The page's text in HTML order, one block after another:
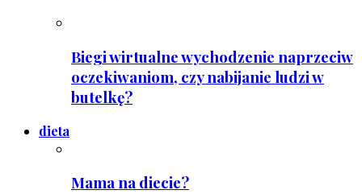
Biegi wirtualne wychodzenie naprzeciw
oczekiwaniom, czy nabijanie ludzi w
butelkę?
dieta
Mama na diecie?